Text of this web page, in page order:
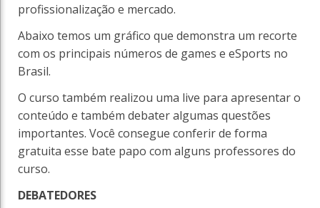
profissionalização e mercado.
Abaixo temos um gráfico que demonstra um recorte
com os principais números de games e eSports no
Brasil.
O curso também realizou uma live para apresentar o
conteúdo e também debater algumas questões
importantes. Você consegue conferir de forma
gratuita esse bate papo com alguns professores do
curso.
DEBATEDORES